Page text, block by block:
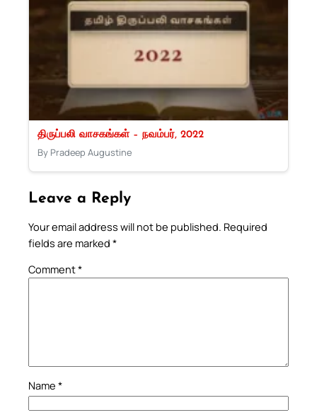
திருப்பலி வாசகங்கள் – நவம்பர், 2022
By Pradeep Augustine
Leave a Reply
Your email address will not be published. Required
fields are marked *
Comment*
Name *